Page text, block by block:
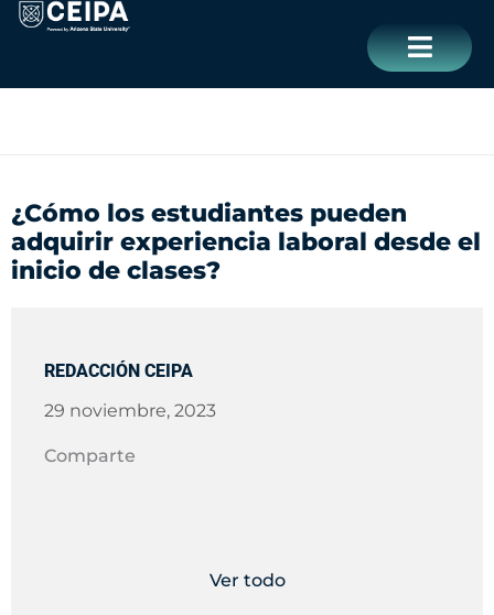
contenido
¿Cómo los estudiantes pueden
adquirir experiencia laboral desde el
inicio de clases?
REDACCIÓN CEIPA
29 noviembre, 2023
Comparte
Ver todo